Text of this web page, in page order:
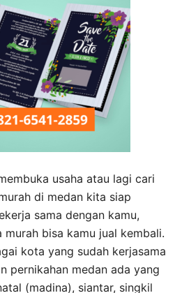
usaha atau lagi cari
di medan kita siap
sama dengan kamu,
bisa kamu jual kembali.
kota yang sudah kerjasama
pernikahan medan ada yang
(madina), siantar, singkil